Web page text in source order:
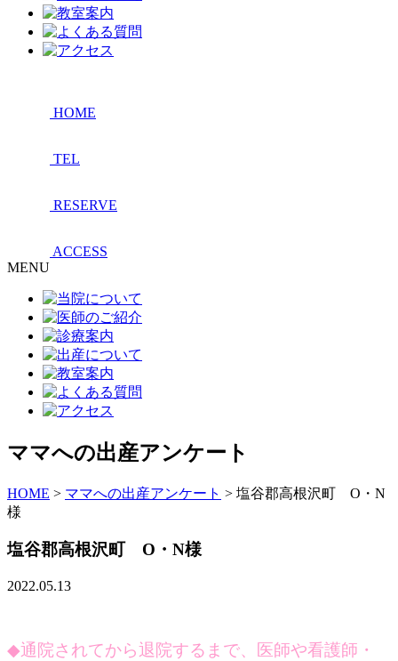
HOME
TEL
RESERVE
ACCESS
MENU
ママへの出産アンケート
HOME > ママへの出産アンケート > 塩谷郡高根沢町 O・N
様
塩谷郡高根沢町 O・N様
2022.05.13
◆通院されてから退院するまで、医師や看護師・